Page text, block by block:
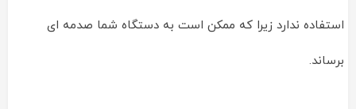
استفاده ندارد زیرا که ممکن است به دستگاه شما صدمه ای
برساند.